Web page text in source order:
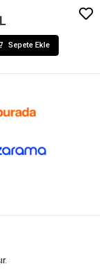
Sepete Ekle